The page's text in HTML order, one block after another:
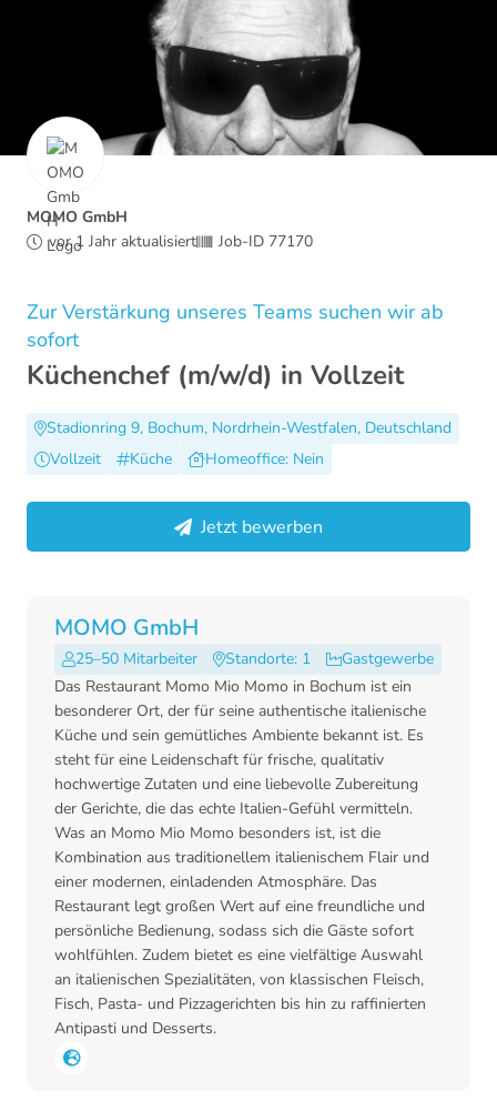
MOMO GmbH
vor 1 Jahr aktualisiert
Job-ID 77170
Zur Verstärkung unseres Teams suchen wir ab
sofort
Küchenchef (m/w/d) in Vollzeit
Stadionring 9, Bochum, Nordrhein-Westfalen, Deutschland
Vollzeit
Küche Homeoffice: Nein
Jetzt bewerben
MOMO GmbH
25–50 Mitarbeiter Standorte: 1
Gastgewerbe
Das Restaurant Momo Mio Momo in Bochum ist ein
besonderer Ort, der für seine authentische italienische
Küche und sein gemütliches Ambiente bekannt ist. Es
steht für eine Leidenschaft für frische, qualitativ
hochwertige Zutaten und eine liebevolle Zubereitung
der Gerichte, die das echte Italien-Gefühl vermitteln.
Was an Momo Mio Momo besonders ist, ist die
Kombination aus traditionellem italienischem Flair und
einer modernen, einladenden Atmosphäre. Das
Restaurant legt großen Wert auf eine freundliche und
persönliche Bedienung, sodass sich die Gäste sofort
wohlfühlen. Zudem bietet es eine vielfältige Auswahl
an italienischen Spezialitäten, von klassischen Fleisch,
Fisch, Pasta- und Pizzagerichten bis hin zu raffinierten
Antipasti und Desserts.